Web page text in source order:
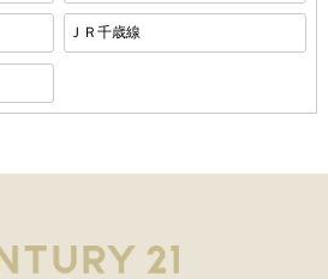
ＪＲ千歳線